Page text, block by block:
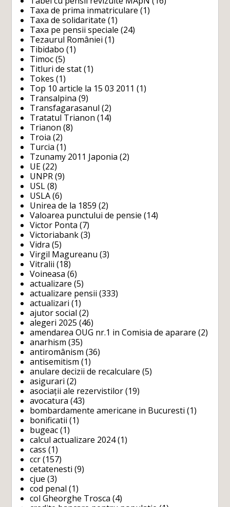
Taxa de prima inmatriculare (1)
Taxa de solidaritate (1)
Taxa pe pensii speciale (24)
Tezaurul României (1)
Tibidabo (1)
Timoc (5)
Titluri de stat (1)
Tokes (1)
Top 10 article la 15 03 2011 (1)
Transalpina (9)
Transfagarasanul (2)
Tratatul Trianon (14)
Trianon (8)
Troia (2)
Turcia (1)
Tzunamy 2011 Japonia (2)
UE (22)
UNPR (9)
USL (8)
USLA (6)
Unirea de la 1859 (2)
Valoarea punctului de pensie (14)
Victor Ponta (7)
Victoriabank (3)
Vidra (5)
Virgil Magureanu (3)
Vitralii (18)
Voineasa (6)
actualizare (5)
actualizare pensii (333)
actualizari (1)
ajutor social (2)
alegeri 2025 (46)
amendarea OUG nr.1 in Comisia de aparare (2)
anarhism (35)
antiromânism (36)
antisemitism (1)
anulare decizii de recalculare (5)
asigurari (2)
asociații ale rezervistilor (19)
avocatura (43)
bombardamente americane in Bucuresti (1)
bonificatii (1)
bugeac (1)
calcul actualizare 2024(1)
cass (1)
ccr (157)
cetatenesti (9)
cjue (3)
cod penal (1)
col Gheorghe Trosca (4)